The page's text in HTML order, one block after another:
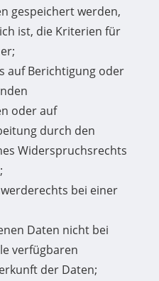
gespeichert werden,
ist, die Kriterien für
auf Berichtigung oder
oder auf
durch den
Widerspruchsrechts
bei einer
Daten nicht bei
verfügbaren
der Daten;